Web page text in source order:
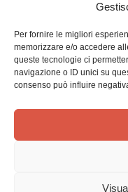
Per fornire le migliori
memorizzare e/o accedere
queste tecnologie ci
navigazione o ID unici su
consenso può influire
Effatà Editrice di
C.F. e P.IVA
Via Tre Denti, 1 -
Telefono: (+39) 0121